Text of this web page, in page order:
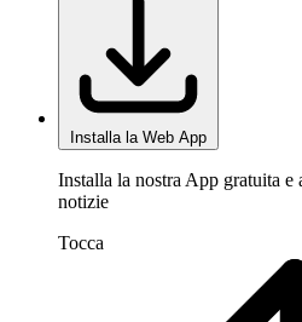
Installa la Web App
Installa la nostra App gratuita e
notizie
Tocca